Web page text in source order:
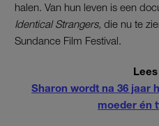
halen. Van hun leven is een
Identical Strangers, die nu te
Sundance Film Festival.
Sharon wordt na 36 jaar
moeder én